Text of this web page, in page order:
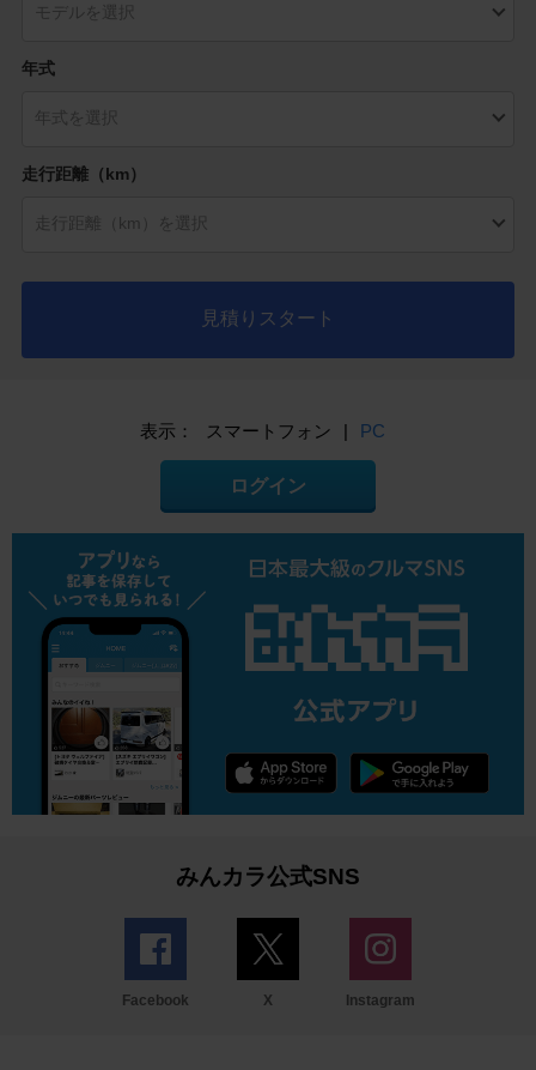
年式
走行距離（km）
見積りスタート
表示： スマートフォン | PC
ログイン
みんカラ公式SNS
Facebook X Instagram